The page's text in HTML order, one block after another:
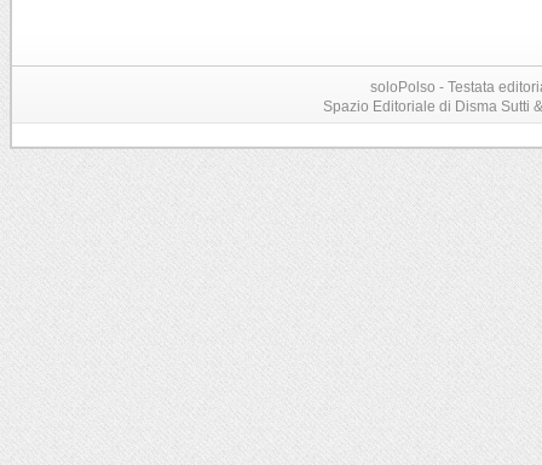
soloPolso - Testata
Spazio Editoriale di Disma Sutti